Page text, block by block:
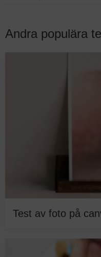
Andra populära
Test av foto på